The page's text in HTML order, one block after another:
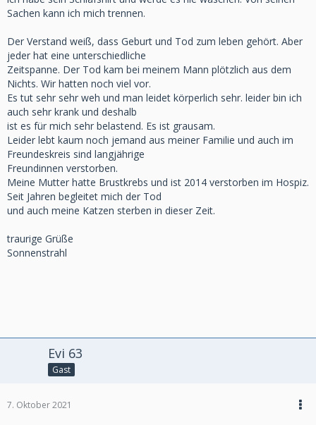
Sachen kann ich mich trennen.
Der Verstand weiß, dass Geburt und Tod zum leben gehört. Aber
jeder hat eine unterschiedliche
Zeitspanne. Der Tod kam bei meinem Mann plötzlich aus dem
Nichts. Wir hatten noch viel vor.
Es tut sehr sehr weh und man leidet körperlich sehr. leider bin ich
auch sehr krank und deshalb
ist es für mich sehr belastend. Es ist grausam.
Leider lebt kaum noch jemand aus meiner Familie und auch im
Freundeskreis sind langjährige
Freundinnen verstorben.
Meine Mutter hatte Brustkrebs und ist 2014 verstorben im Hospiz.
Seit Jahren begleitet mich der Tod
und auch meine Katzen sterben in dieser Zeit.
traurige Grüße
Sonnenstrahl
Evi 63
Gast
7. Oktober 2021